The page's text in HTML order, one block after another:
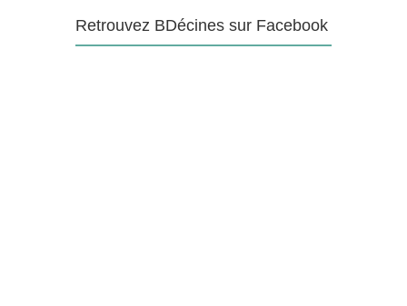
Retrouvez BDécines sur Facebook